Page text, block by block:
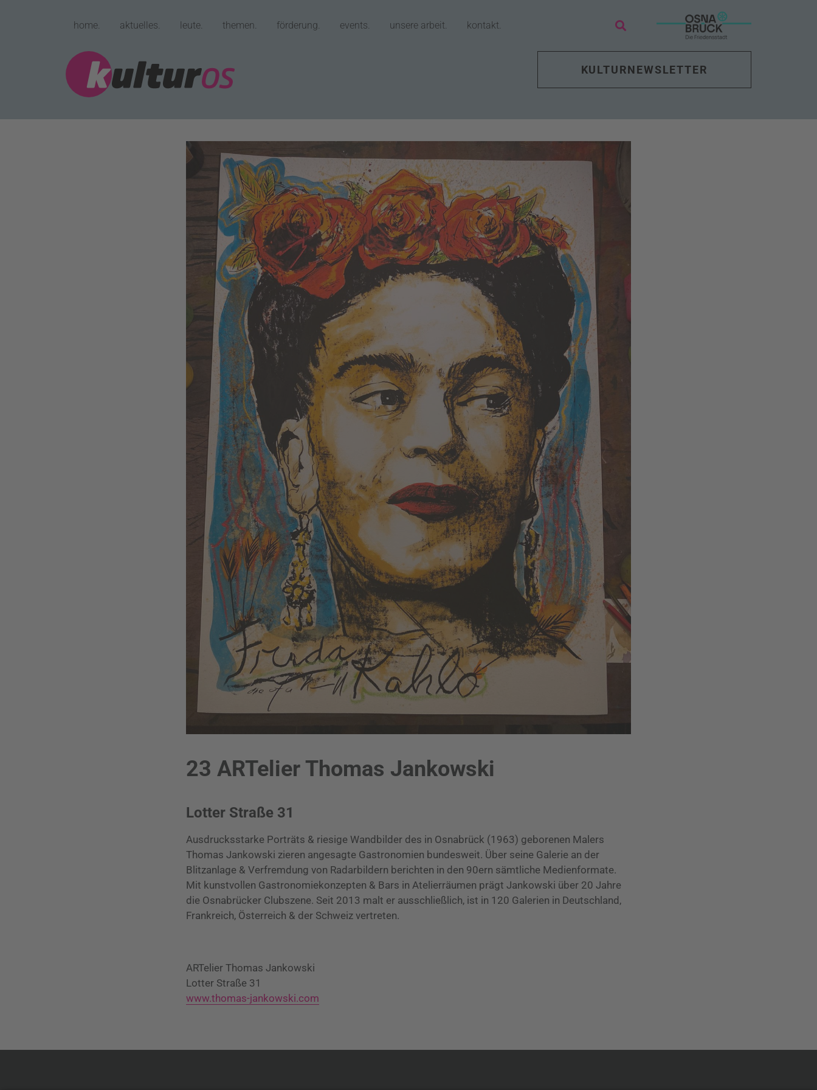
home. aktuelles. leute. themen. förderung. events. unsere arbeit. kontakt.
KULTURNEWSLETTER
23 ARTelier Thomas Jankowski
Lotter Straße 31
Ausdrucksstarke Porträts & riesige Wandbilder des in Osnabrück (1963) geborenen Malers
Thomas Jankowski zieren angesagte Gastronomien bundesweit. Über seine Galerie an der
Blitzanlage & Verfremdung von Radarbildern berichten in den 90ern sämtliche Medienformate.
Mit kunstvollen Gastronomiekonzepten & Bars in Atelierräumen prägt Jankowski über 20 Jahre
die Osnabrücker Clubszene. Seit 2013 malt er ausschließlich, ist in 120 Galerien in Deutschland,
Frankreich, Österreich & der Schweiz vertreten.
ARTelier Thomas Jankowski
Lotter Straße 31
www.thomas-jankowski.com